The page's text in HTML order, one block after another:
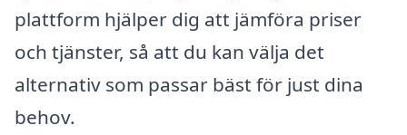
plattform hjälper dig att jämföra priser
och tjänster, så att du kan välja det
alternativ som passar bäst för just dina
behov.